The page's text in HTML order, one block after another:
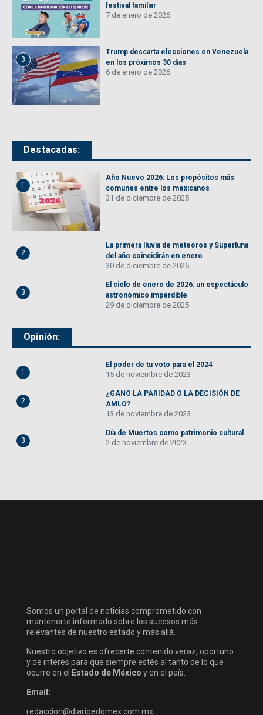
festival familiar
7 de enero de 2026
3
Trump descarta elecciones en Venezuela
en los próximos 30 días
6 de enero de 2026
Destacadas:
1
Año Nuevo 2026: Los propósitos más
comunes entre los mexicanos
31 de diciembre de 2025
2
La primera lluvia de meteoros y Superluna
del año coincidirán en enero
30 de diciembre de 2025
3
El cielo de enero de 2026: un espectáculo
astronómico imperdible
29 de diciembre de 2025
Opinión:
1
El poder de tu voto para el 2024
15 de noviembre de 2023
2
¿GANO LA PARIDAD O LA DECISIÓN DE
AMLO?
13 de noviembre de 2023
3
Día de Muertos como patrimonio cultural
2 de noviembre de 2023
Somos un portal de noticias comprometido con
mantenerte informado sobre los sucesos más
relevantes de nuestro estado y más allá.
Nuestro objetivo es ofrecerte contenido veraz, oportuno
y de interés para que siempre estés al tanto de lo que
ocurre en el
Estado de México y en el país.
Email:
redaccion@diarioedomex.com.mx